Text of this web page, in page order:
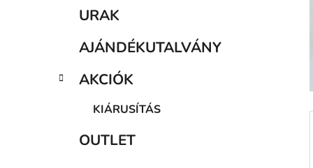
URAK
AJÁNDÉKUTALVÁNY
AKCIÓK
KIÁRUSÍTÁS
OUTLET